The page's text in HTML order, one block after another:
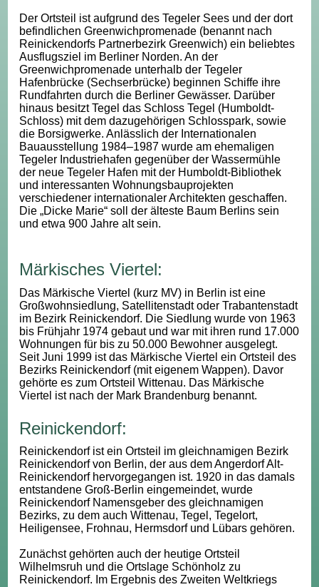
Der Ortsteil ist aufgrund des Tegeler Sees und der dort
befindlichen Greenwichpromenade (benannt nach
Reinickendorfs Partnerbezirk Greenwich) ein beliebtes
Ausflugsziel im Berliner Norden. An der
Greenwichpromenade unterhalb der Tegeler
Hafenbrücke (Sechserbrücke) beginnen Schiffe ihre
Rundfahrten durch die Berliner Gewässer. Darüber
hinaus besitzt Tegel das Schloss Tegel (Humboldt-
Schloss) mit dem dazugehörigen Schlosspark, sowie
die Borsigwerke. Anlässlich der Internationalen
Bauausstellung 1984–1987 wurde am ehemaligen
Tegeler Industriehafen gegenüber der Wassermühle
der neue Tegeler Hafen mit der Humboldt-Bibliothek
und interessanten Wohnungsbauprojekten
verschiedener internationaler Architekten geschaffen.
Die „Dicke Marie“ soll der älteste Baum Berlins sein
und etwa 900 Jahre alt sein.
Märkisches Viertel:
Das Märkische Viertel (kurz MV) in Berlin ist eine
Großwohnsiedlung, Satellitenstadt oder Trabantenstadt
im Bezirk Reinickendorf. Die Siedlung wurde von 1963
bis Frühjahr 1974 gebaut und war mit ihren rund 17.000
Wohnungen für bis zu 50.000 Bewohner ausgelegt.
Seit Juni 1999 ist das Märkische Viertel ein Ortsteil des
Bezirks Reinickendorf (mit eigenem Wappen). Davor
gehörte es zum Ortsteil Wittenau. Das Märkische
Viertel ist nach der Mark Brandenburg benannt.
Reinickendorf:
Reinickendorf ist ein Ortsteil im gleichnamigen Bezirk
Reinickendorf von Berlin, der aus dem Angerdorf Alt-
Reinickendorf hervorgegangen ist. 1920 in das damals
entstandene Groß-Berlin eingemeindet, wurde
Reinickendorf Namensgeber des gleichnamigen
Bezirks, zu dem auch Wittenau, Tegel, Tegelort,
Heiligensee, Frohnau, Hermsdorf und Lübars gehören.
Zunächst gehörten auch der heutige Ortsteil
Wilhelmsruh und die Ortslage Schönholz zu
Reinickendorf. Im Ergebnis des Zweiten Weltkriegs